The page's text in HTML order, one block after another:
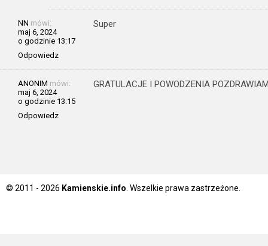
NN mówi:
maj 6, 2024
o godzinie 13:17
Odpowiedz
Super
ANONIM mówi:
maj 6, 2024
o godzinie 13:15
Odpowiedz
GRATULACJE I POWODZENIA
© 2011 - 2026 Kamienskie.info . Wszelkie prawa zastrzeżone.